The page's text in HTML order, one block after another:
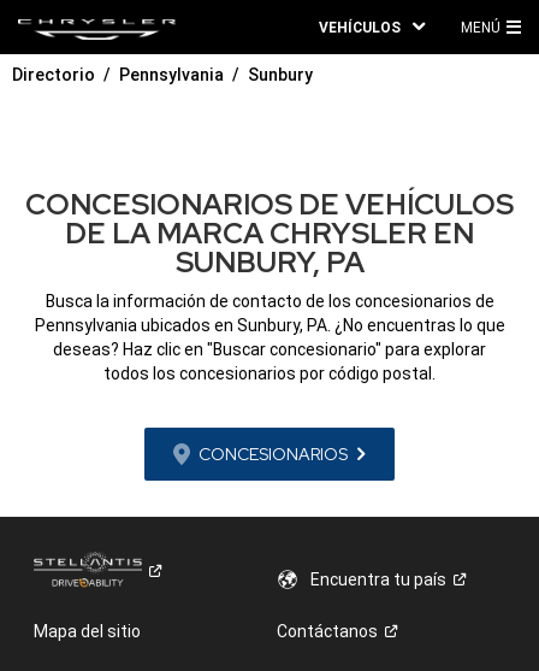
VEHÍCULOS MENÚ
Directorio Pennsylvania Sunbury
CONCESIONARIOS DE VEHÍCULOS
DE LA MARCA CHRYSLER EN
SUNBURY, PA
Busca la información de contacto de los concesionarios de
Pennsylvania ubicados en Sunbury, PA. ¿No encuentras lo que
deseas? Haz clic en "Buscar concesionario" para explorar
todos los concesionarios por código postal.
CONCESIONARIOS
Encuentra tupaís
Mapa del sitio Contáctanos